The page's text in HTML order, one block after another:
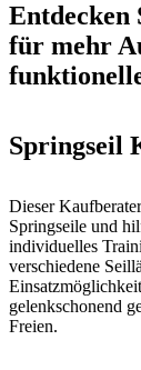
Entdecken
für mehr
Springseil
Dieser
Springseile und
individuelles
verschiedene
gelenkschonend
Freien.